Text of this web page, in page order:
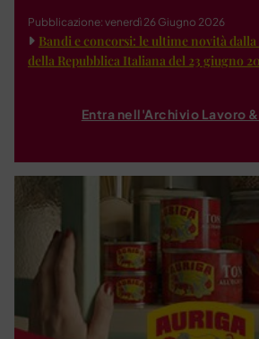
Pubblicazione: venerdì 26 Giugno 2026
Bandi e concorsi: le ultime novità
della Repubblica Italiana del 23 giugno
Entra nell'Archivio Lavoro